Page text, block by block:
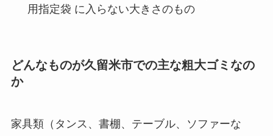
用指定袋 に入らない大きさのもの
どんなものが久留米市での主な粗大ゴミなの
か
家具類（タンス、書棚、テーブル、ソファーな